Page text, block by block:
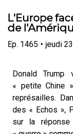
L'Europe
de
Ep. 1465 • jeudi
Donald Trump
« petite Chine
représailles.
des « Echos »,
sur la réponse